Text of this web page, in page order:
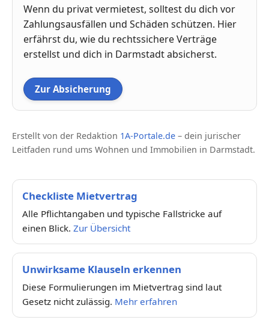
Wenn du privat vermietest, solltest du dich vor
Zahlungsausfällen und Schäden schützen. Hier
erfährst du, wie du rechtssichere Verträge
erstellst und dich in Darmstadt absicherst.
Zur Absicherung
Erstellt von der Redaktion 1A-Portale.de – dein jurischer
Leitfaden rund ums Wohnen und Immobilien in Darmstadt.
Checkliste Mietvertrag
Alle Pflichtangaben und typische Fallstricke auf
einen Blick. Zur Übersicht
Unwirksame Klauseln erkennen
Diese Formulierungen im Mietvertrag sind laut
Gesetz nicht zulässig. Mehr erfahren